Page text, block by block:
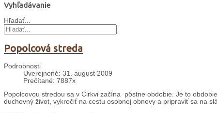
Vyhľadávanie
Hľadať...
Popolcová streda
Podrobnosti
Uverejnené: 31. august 2009
Prečítané: 7887x
Popolcovou stredou sa v Cirkvi začína pôstne obdobie. Je to
duchovný život, vykročiť na cestu osobnej obnovy a pripraviť sa na